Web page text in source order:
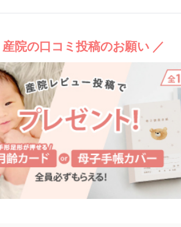
産院の口コミ投稿のお願い ／